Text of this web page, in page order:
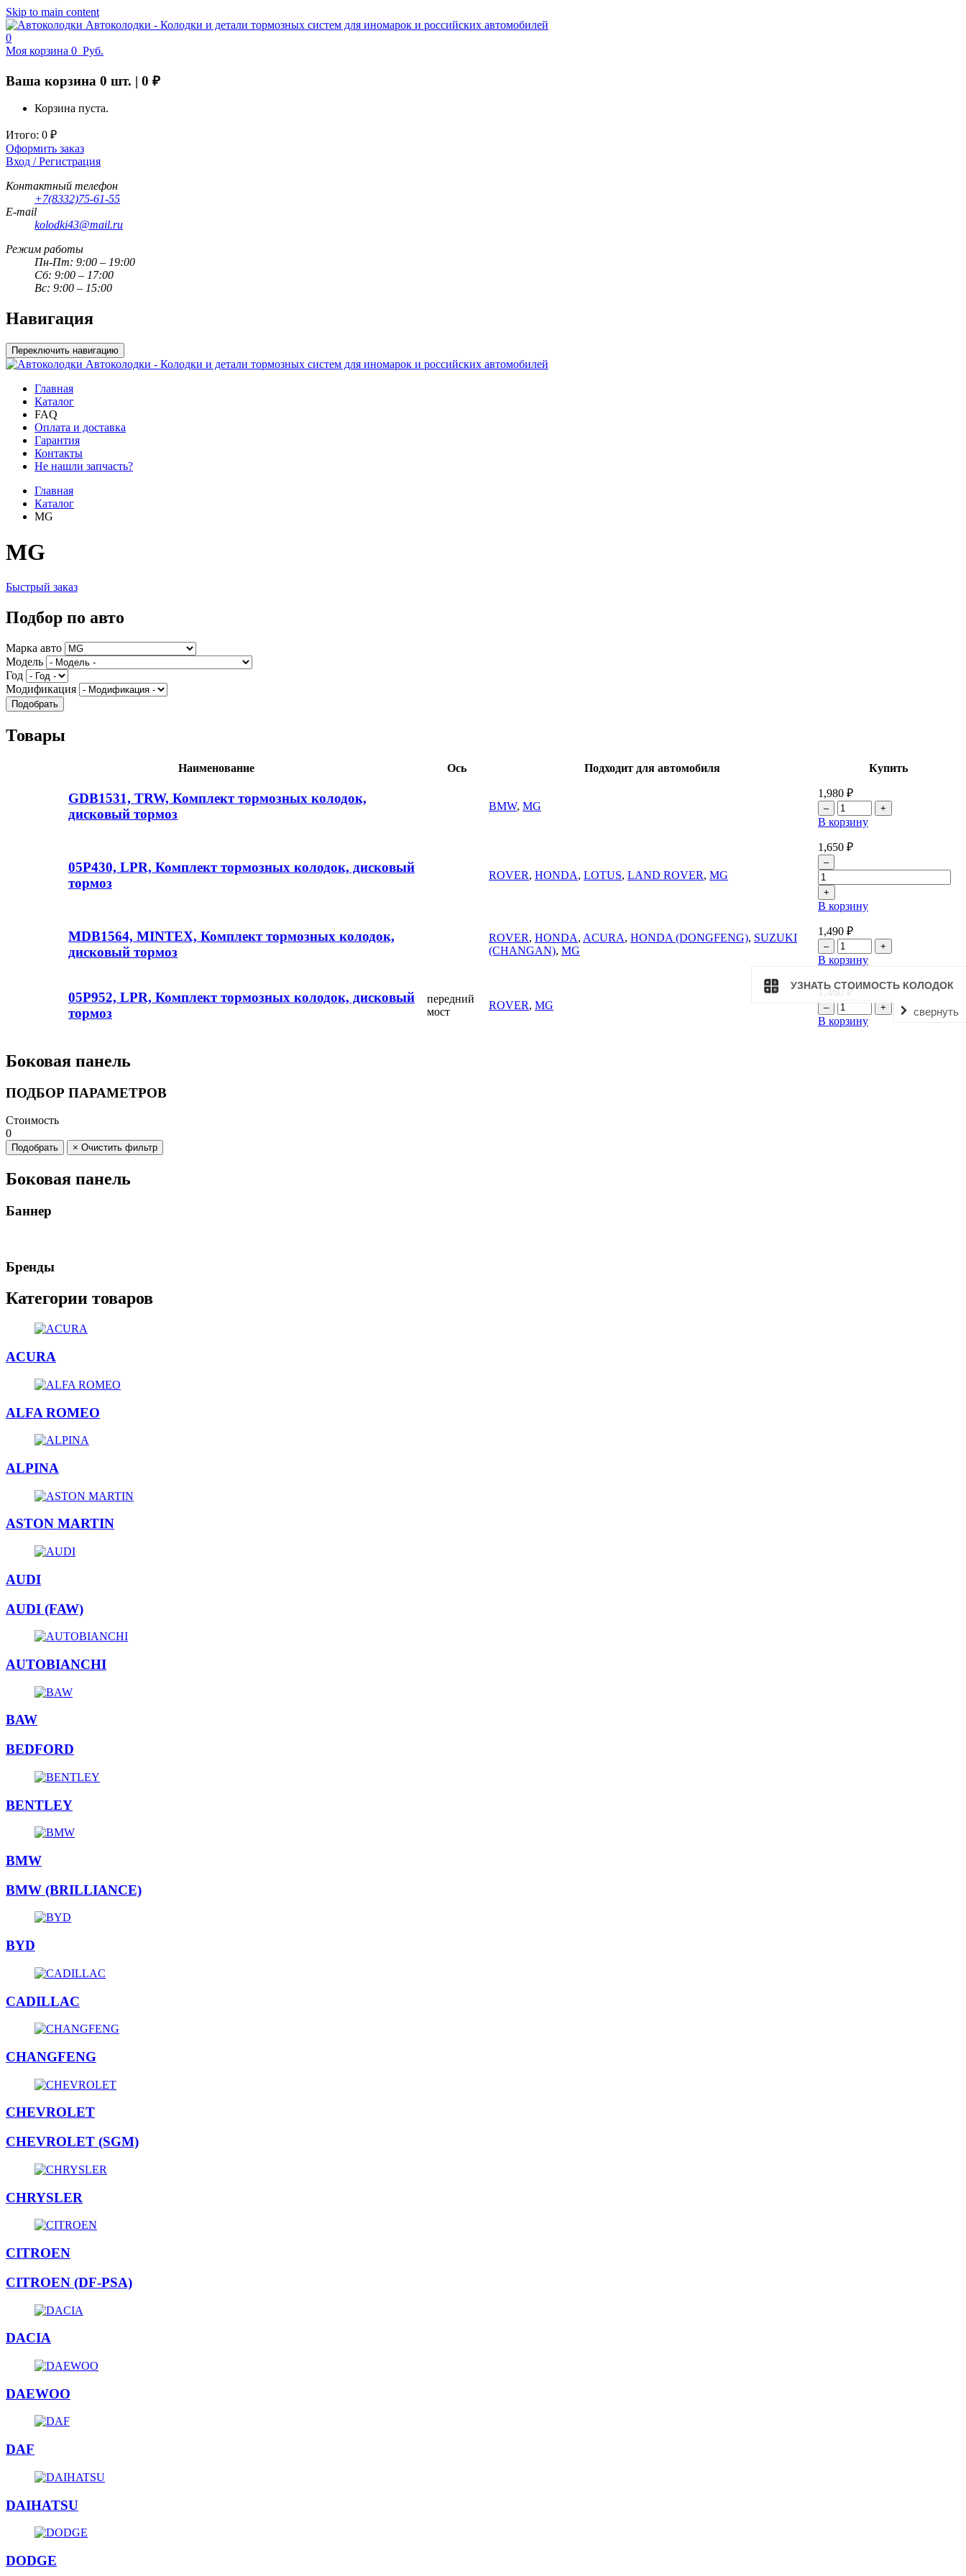
УЗНАТЬ СТОИМОСТЬ КОЛОДОК
свернуть
Skip to main content
Автоколодки - Колодки и детали тормозных систем для иномарок и российских автомобилей
0
Моя корзина 0 Руб.
Ваша корзина 0 шт. | 0 ₽
Корзина пуста.
Итого: 0 ₽
Оформить заказ
Вход / Регистрация
Контактный телефон
+7(8332)75-61-55
E-mail
kolodki43@mail.ru
Режим работы
Пн-Пт: 9:00 – 19:00
Сб: 9:00 – 17:00
Вс: 9:00 – 15:00
Навигация
Переключить навигацию
Автоколодки - Колодки и детали тормозных систем для иномарок и российских автомобилей
Главная
Каталог
FAQ
Оплата и доставка
Гарантия
Контакты
Не нашли запчасть?
Главная
Каталог
MG
MG
Быстрый заказ
Подбор по авто
Марка авто
Модель
Год
Модификация
Товары
Наименование Ось Подходит для автомобиля Купить
GDB1531, TRW, Комплект тормозных колодок,
дисковый тормоз
BMW, MG
1,980 ₽
В корзину
05P430, LPR, Комплект тормозных колодок, дисковый
тормоз
ROVER, HONDA, LOTUS, LAND ROVER, MG
1,650 ₽
В корзину
MDB1564, MINTEX, Комплект тормозных колодок,
дисковый тормоз
ROVER, HONDA, ACURA, HONDA (DONGFENG), SUZUKI
(CHANGAN), MG
1,490 ₽
В корзину
05P952, LPR, Комплект тормозных колодок, дисковый
тормоз
передний
мост
ROVER, MG
1,460 ₽
В корзину
Боковая панель
ПОДБОР ПАРАМЕТРОВ
Стоимость
0
Подобрать × Очистить фильтр
Боковая панель
Баннер
Бренды
Категории товаров
ACURA
ALFA ROMEO
ALPINA
ASTON MARTIN
AUDI
AUDI (FAW)
AUTOBIANCHI
BAW
BEDFORD
BENTLEY
BMW
BMW (BRILLIANCE)
BYD
CADILLAC
CHANGFENG
CHEVROLET
CHEVROLET (SGM)
CHRYSLER
CITROEN
CITROEN (DF-PSA)
DACIA
DAEWOO
DAF
DAIHATSU
DODGE